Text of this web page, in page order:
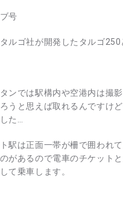
号
ルゴ社が開発したタルゴ250
ンでは駅構内や空港内は撮
うと思えば取れるんですけ
た…
駅は正面一帯が柵で囲われ
があるので電車のチケット
て乗車します。